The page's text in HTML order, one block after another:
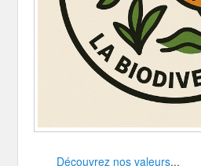
Découvrez nos valeurs...